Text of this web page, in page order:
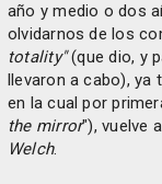
año y medio o dos
olvidarnos de los
totality"(que dio, y
llevaron a cabo), ya
en la cual por
the mirror"), vuelve
Welch.